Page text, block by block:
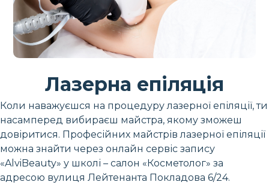
Лазерна епіляція
Коли наважуєшся на процедуру лазерної епіляції, ти
насамперед вибираєш майстра, якому зможеш
довіритися. Професійних майстрів лазерної епіляції
можна знайти через онлайн сервіс запису
«AlviBeauty» у школі – салон «Косметолог» за
адресою вулиця Лейтенанта Покладова 6/24.